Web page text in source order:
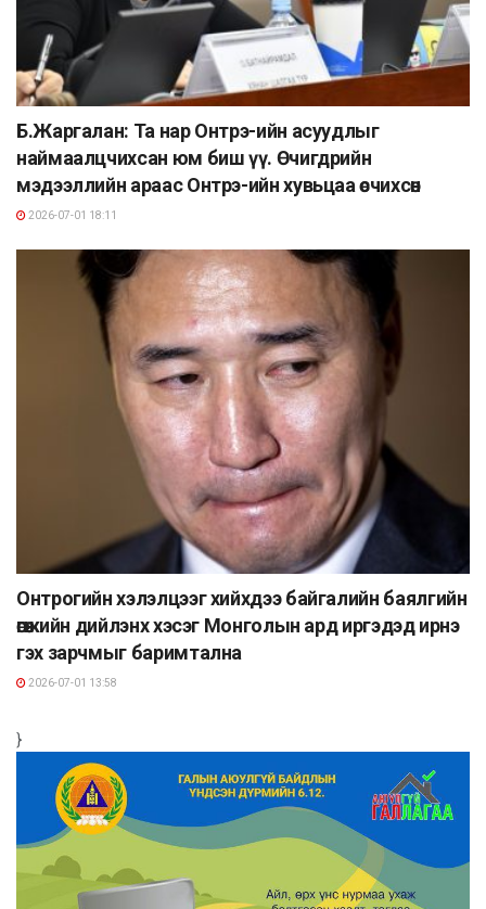
Б.Жаргалан: Та нар Онтрэ-ийн асуудлыг
наймаалцчихсан юм биш үү. Өчигдрийн
мэдээллийн араас Онтрэ-ийн хувьцаа өсчихсөн
2026-07-01 18:11
Онтрогийн хэлэлцээг хийхдээ байгалийн баялгийн
өгөөжийн дийлэнх хэсэг Монголын ард иргэдэд ирнэ
гэх зарчмыг баримтална
2026-07-01 13:58
}